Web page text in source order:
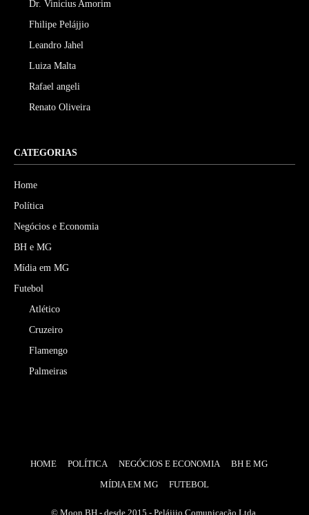
Dr. Vinicius Amorim
Fhilipe Pelájjio
Leandro Jahel
Luiza Malta
Rafael angeli
Renato Oliveira
CATEGORIAS
Home
Política
Negócios e Economia
BH e MG
Mídia em MG
Futebol
Atlético
Cruzeiro
Flamengo
Palmeiras
HOME POLÍTICA NEGÓCIOS E ECONOMIA
BH E MG
MÍDIA EM MG
FUTEBOL
© Moon BH - desde 2015 - Pelájjio Comunicação Ltda.